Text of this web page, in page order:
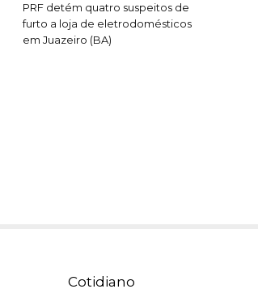
PRF detém quatro suspeitos de
furto a loja de eletrodomésticos
em Juazeiro (BA)
Cotidiano